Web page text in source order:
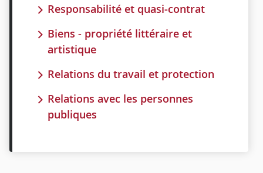
Responsabilité et quasi-contrat
Biens - propriété littéraire et
artistique
Relations du travail et protection
Relations avec les personnes
publiques